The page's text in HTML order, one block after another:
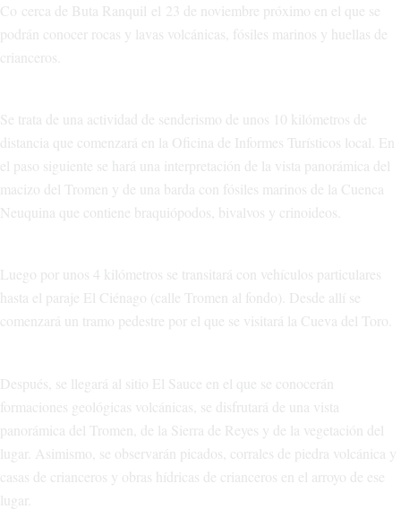
Co cerca de Buta Ranquil el 23 de noviembre próximo en el que se
podrán conocer rocas y lavas volcánicas, fósiles marinos y huellas de
crianceros.
Se trata de una actividad de senderismo de unos 10 kilómetros de
distancia que comenzará en la Oficina de Informes Turísticos local. En
el paso siguiente se hará una interpretación de la vista panorámica del
macizo del Tromen y de una barda con fósiles marinos de la Cuenca
Neuquina que contiene braquiópodos, bivalvos y crinoideos.
Luego por unos 4 kilómetros se transitará con vehículos particulares
hasta el paraje El Ciénago (calle Tromen al fondo). Desde allí se
comenzará un tramo pedestre por el que se visitará la Cueva del Toro.
Después, se llegará al sitio El Sauce en el que se conocerán
formaciones geológicas volcánicas, se disfrutará de una vista
panorámica del Tromen, de la Sierra de Reyes y de la vegetación del
lugar. Asimismo, se observarán picados, corrales de piedra volcánica y
casas de crianceros y obras hídricas de crianceros en el arroyo de ese
lugar.